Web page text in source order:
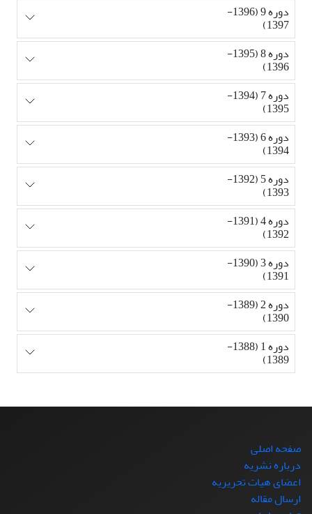
دوره 9 (1396-
1397)
دوره 8 (1395-
1396)
دوره 7 (1394-
1395)
دوره 6 (1393-
1394)
دوره 5 (1392-
1393)
دوره 4 (1391-
1392)
دوره 3 (1390-
1391)
دوره 2 (1389-
1390)
دوره 1 (1388-
1389)
صفحه اصلی
درباره نشریه
اعضای هیات تحریریه
ارسال مقاله